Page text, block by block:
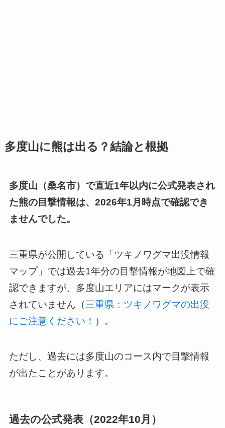
多度山に熊は出る？結論と根拠
多度山（桑名市）で直近1年以内に公式発表され
た熊の目撃情報は、2026年1月時点で確認でき
ませんでした。
三重県が公開している「ツキノワグマ出没情報
マップ」では過去1年分の目撃情報が地図上で確
認できますが、多度山エリアにはマークが表示
されていません（三重県：ツキノワグマの出没
にご注意ください！ ）。
ただし、過去には多度山のコース内で目撃情報
が出たことがあります。
過去の公式発表（2022年10月）